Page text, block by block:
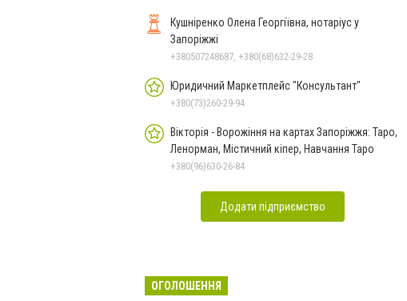
Кушніренко Олена Георгіївна, нотаріус у
Запоріжжі
+380507248687, +380(68)632-29-28
Юридичний Маркетплейс "Консультант"
+380(73)260-29-94
Вікторія - Ворожіння на картах Запоріжжя: Таро,
Ленорман, Містичний кіпер, Навчання Таро
+380(96)630-26-84
Додати підприємство
ОГОЛОШЕННЯ